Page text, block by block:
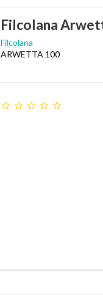
Filcolana
Filcolana
ARWETTA 100